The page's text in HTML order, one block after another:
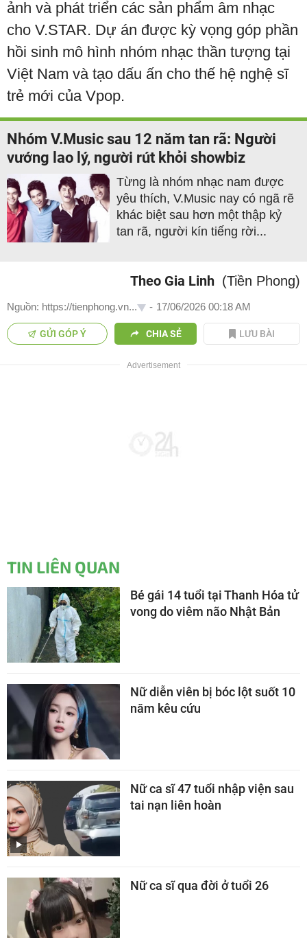
ảnh và phát triển các sản phẩm âm nhạc
cho V.STAR. Dự án được kỳ vọng góp phần
hồi sinh mô hình nhóm nhạc thần tượng tại
Việt Nam và tạo dấu ấn cho thế hệ nghệ sĩ
trẻ mới của Vpop.
Nhóm V.Music sau 12 năm tan rã: Người
vướng lao lý, người rút khỏi showbiz
Từng là nhóm nhạc nam được
yêu thích, V.Music nay có ngã rẽ
khác biệt sau hơn một thập kỷ
tan rã, người kín tiếng rời...
Theo Gia Linh (Tiền Phong)
Nguồn: https://tienphong.vn... - 17/06/2026 00:18 AM
GỬI GÓP Ý CHIA SẺ LƯU BÀI
TIN LIÊN QUAN
Bé gái 14 tuổi tại Thanh Hóa tử
vong do viêm não Nhật Bản
Nữ diễn viên bị bóc lột suốt 10
năm kêu cứu
Nữ ca sĩ 47 tuổi nhập viện sau
tai nạn liên hoàn
Nữ ca sĩ qua đời ở tuổi 26